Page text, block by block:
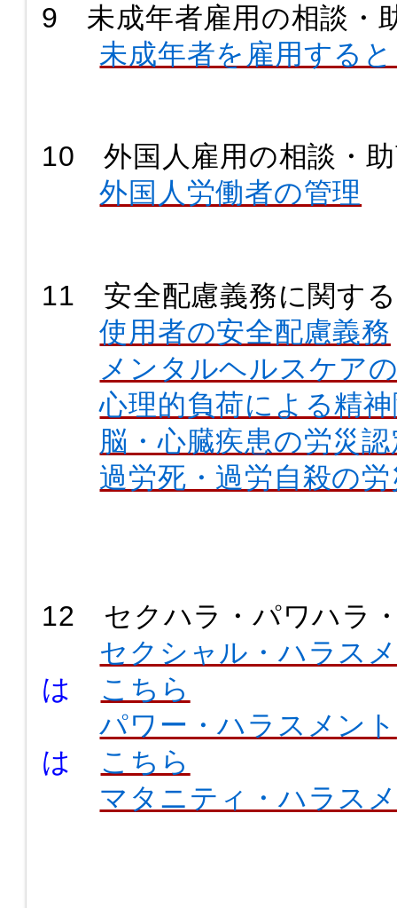
9 未成年者雇用の相談・
未成年者を雇用する
10 外国人雇用の相談・
外国人労働者の管理
11 安全配慮義務に関す
使用者の安全配慮義務
メンタルヘルスケア
心理的負荷による精
脳・心臓疾患の労災
過労死・過労自殺の
12 セクハラ・パワハラ
セクシャル・ハラス
は
こちら
パワー・ハラスメント
は
こちら
マタニティ・ハラス